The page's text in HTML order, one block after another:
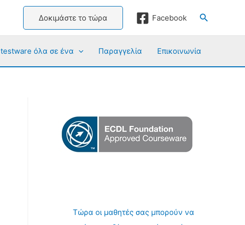
Δοκιμάστε το τώρα Facebook
testware όλα σε ένα Παραγγελία Επικοινωνία
Τώρα οι μαθητές σας μπορούν να